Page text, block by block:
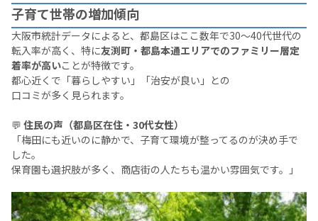
子育て世帯の増加傾向
大阪市統計データによると、都島区はここ数年で30〜40代世代の
転入率が高く、特に友渕町・都島本通エリアでのファミリー層定
着率が高いことが特徴です。
都心近くで「暮らしやすい」「治安が良い」との
口コミが多く見られます。
💬住民の声（都島区在住・30代女性）
「梅田にも近いのに静かで、子育て環境が整ってるのが決め手で
した。
保育園も選択肢が多く、商店街の人たちも温かい雰囲気です。」